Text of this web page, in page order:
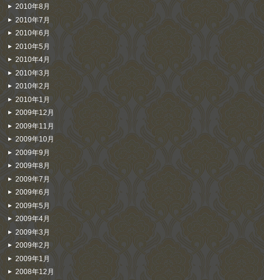
2010年8月
2010年7月
2010年6月
2010年5月
2010年4月
2010年3月
2010年2月
2010年1月
2009年12月
2009年11月
2009年10月
2009年9月
2009年8月
2009年7月
2009年6月
2009年5月
2009年4月
2009年3月
2009年2月
2009年1月
2008年12月